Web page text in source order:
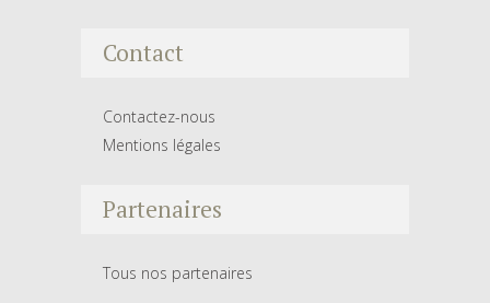
Contact
Contactez-nous
Mentions légales
Partenaires
Tous nos partenaires